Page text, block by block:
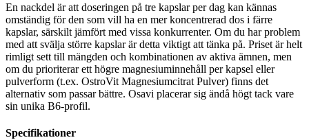
En nackdel är att doseringen på tre kapslar per dag kan kännas
omständig för den som vill ha en mer koncentrerad dos i färre
kapslar, särskilt jämfört med vissa konkurrenter. Om du har problem
med att svälja större kapslar är detta viktigt att tänka på. Priset är helt
rimligt sett till mängden och kombinationen av aktiva ämnen, men
om du prioriterar ett högre magnesiuminnehåll per kapsel eller
pulverform (t.ex. OstroVit Magnesiumcitrat Pulver) finns det
alternativ som passar bättre. Osavi placerar sig ändå högt tack vare
sin unika B6-profil.
Specifikationer